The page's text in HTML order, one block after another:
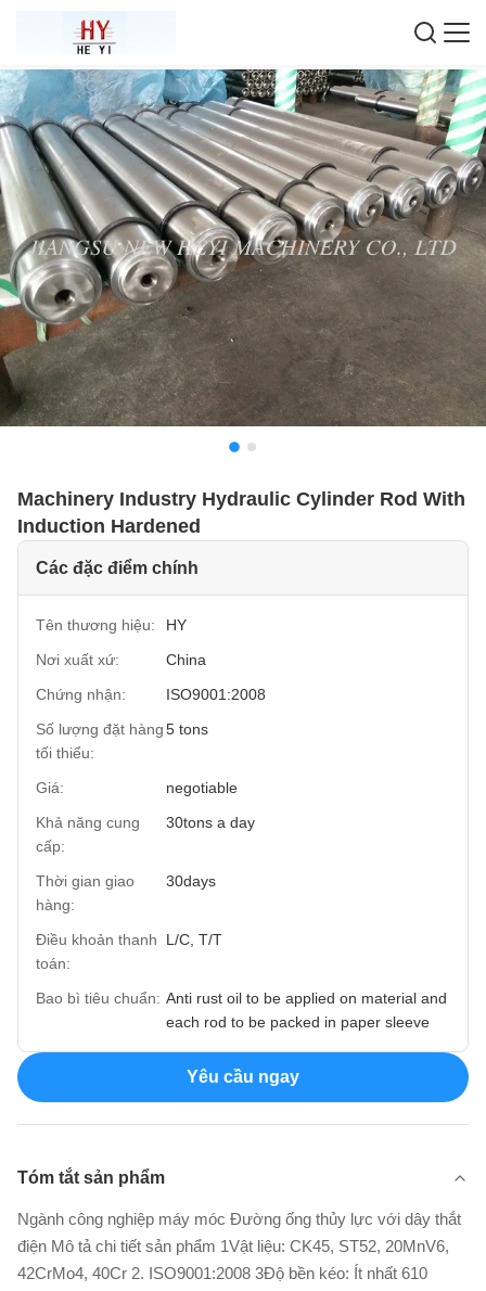
Machinery Industry Hydraulic Cylinder Rod With
Induction Hardened
Các đặc điểm chính
Tên thương hiệu:
HY
Nơi xuất xứ:
China
Chứng nhận:
ISO9001:2008
Số lượng đặt hàng
tối thiểu:
5 tons
Giá:
negotiable
Khả năng cung
cấp:
30tons a day
Thời gian giao
hàng:
30days
Điều khoản thanh
toán:
L/C, T/T
Bao bì tiêu chuẩn: Anti rust oil to be applied on material and
each rod to be packed in paper sleeve
Yêu cầu ngay
Tóm tắt sản phẩm
Ngành công nghiệp máy móc Đường ống thủy lực với dây thắt
điện Mô tả chi tiết sản phẩm 1Vật liệu: CK45, ST52, 20MnV6,
42CrMo4, 40Cr 2. ISO9001:2008 3Độ bền kéo: Ít nhất 610